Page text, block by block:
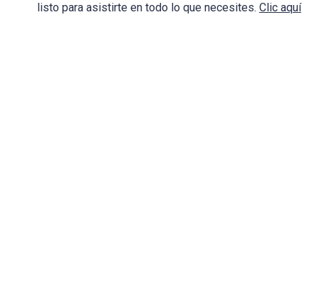
listo para asistirte en todo lo que necesites. Clic aquí